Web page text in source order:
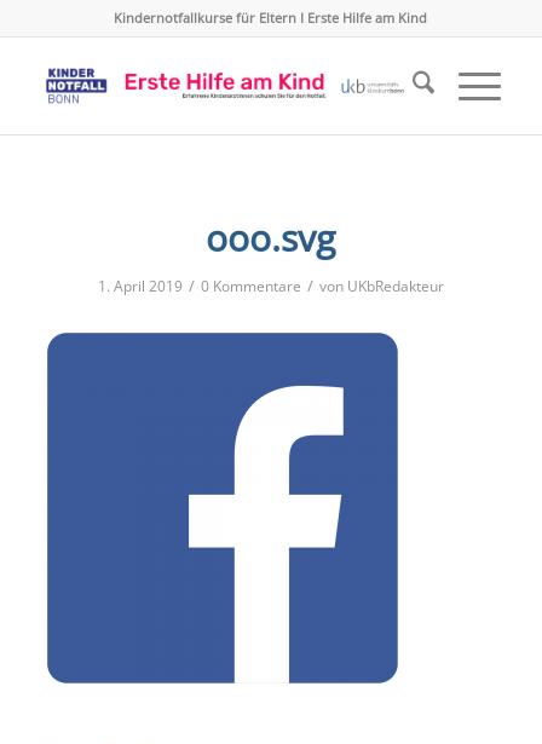
Kindernotfallkurse für Eltern I Erste Hilfe am Kind
ooo.svg
1. April 2019 / 0 Kommentare / von UKbRedakteur